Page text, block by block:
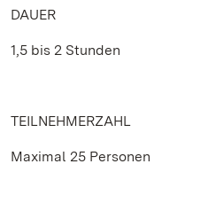
DAUER
1,5 bis 2 Stunden
TEILNEHMERZAHL
Maximal 25 Personen